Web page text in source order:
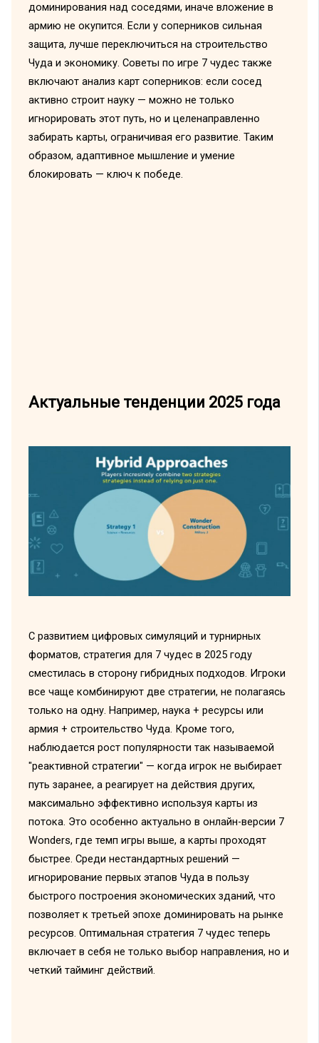
доминирования над соседями, иначе вложение в
армию не окупится. Если у соперников сильная
защита, лучше переключиться на строительство
Чуда и экономику. Советы по игре 7 чудес также
включают анализ карт соперников: если сосед
активно строит науку — можно не только
игнорировать этот путь, но и целенаправленно
забирать карты, ограничивая его развитие. Таким
образом, адаптивное мышление и умение
блокировать — ключ к победе.
Актуальные тенденции 2025 года
С развитием цифровых симуляций и турнирных
форматов, стратегия для 7 чудес в 2025 году
сместилась в сторону гибридных подходов. Игроки
все чаще комбинируют две стратегии, не полагаясь
только на одну. Например, наука + ресурсы или
армия + строительство Чуда. Кроме того,
наблюдается рост популярности так называемой
"реактивной стратегии" — когда игрок не выбирает
путь заранее, а реагирует на действия других,
максимально эффективно используя карты из
потока. Это особенно актуально в онлайн-версии 7
Wonders, где темп игры выше, а карты проходят
быстрее. Среди нестандартных решений —
игнорирование первых этапов Чуда в пользу
быстрого построения экономических зданий, что
позволяет к третьей эпохе доминировать на рынке
ресурсов. Оптимальная стратегия 7 чудес теперь
включает в себя не только выбор направления, но и
четкий тайминг действий.